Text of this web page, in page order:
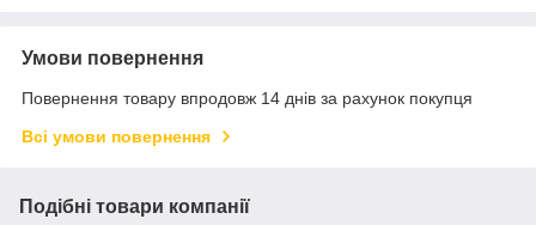
Умови повернення
Повернення товару впродовж 14 днів за рахунок покупця
Всі умови повернення
Подібні товари компанії